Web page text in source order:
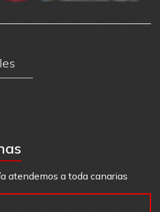
atendemos a toda canarias